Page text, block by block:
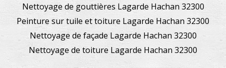
Nettoyage de gouttières Lagarde Hachan 32300
Peinture sur tuile et toiture Lagarde Hachan 32300
Nettoyage de façade Lagarde Hachan 32300
Nettoyage de toiture Lagarde Hachan 32300